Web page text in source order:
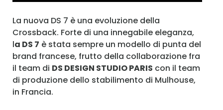
Ricordami
Accedi
La nuova DS 7 è una evoluzione della
Crossback. Forte di una innegabile eleganza,
la DS 7 è stata sempre un modello di punta del
brand francese, frutto della collaborazione fra
il team di DS DESIGN STUDIO PARIS con il team
di produzione dello stabilimento di Mulhouse,
in Francia.